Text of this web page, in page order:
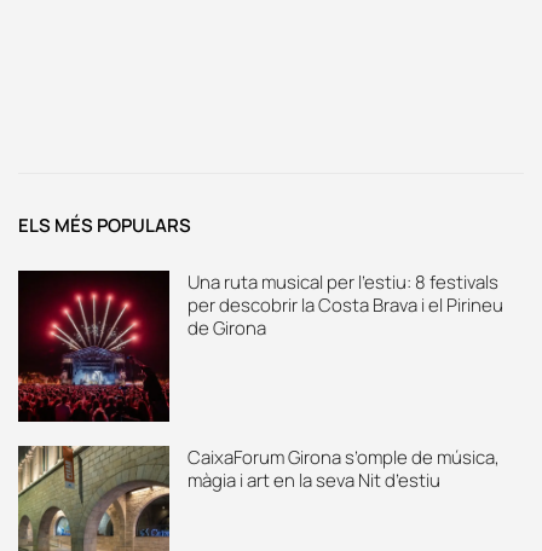
ELS MÉS POPULARS
Una ruta musical per l’estiu: 8 festivals
per descobrir la Costa Brava i el Pirineu
de Girona
CaixaForum Girona s’omple de música,
màgia i art en la seva Nit d’estiu